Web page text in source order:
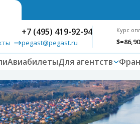
+7 (495) 419-92-94
pegast@pegast.ru
Курс
$=86,90
АвиабилетыДля агентств